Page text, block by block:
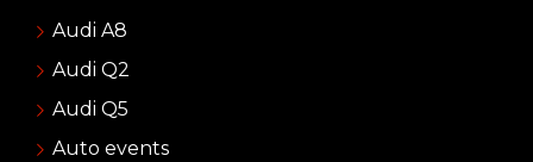
Audi A8
Audi Q2
Audi Q5
Auto events